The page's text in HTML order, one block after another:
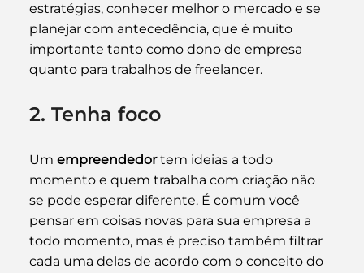
estratégias, conhecer melhor o mercado e se
planejar com antecedência, que é muito
importante tanto como dono de empresa
quanto para trabalhos de freelancer.
2. Tenha foco
Um empreendedor tem ideias a todo
momento e quem trabalha com criação não
se pode esperar diferente. É comum você
pensar em coisas novas para sua empresa a
todo momento, mas é preciso também filtrar
cada uma delas de acordo com o conceito do